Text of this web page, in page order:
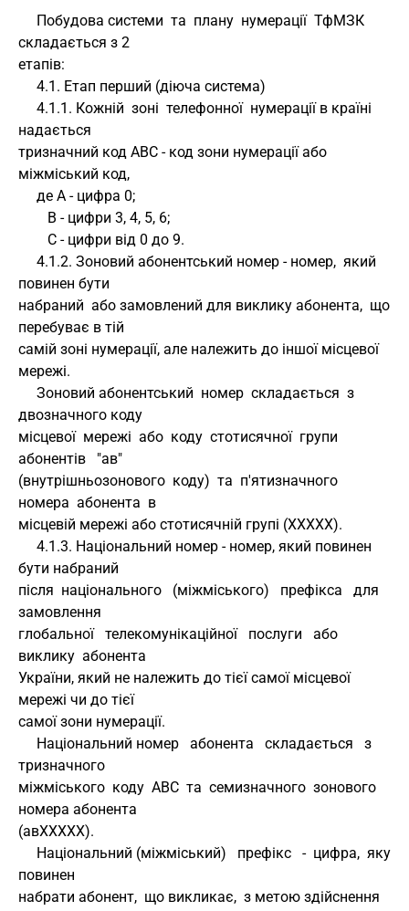
складається з 2
етапів:
     4.1. Етап перший (діюча система)
надається
тризначний код АВС - код зони нумерації або
міжміський код,
     де А - цифра 0;
        В - цифри 3, 4, 5, 6;
        С - цифри від 0 до 9.
повинен бути
набраний  або замовлений для виклику абонента,  що
перебуває в тій
самій зоні нумерації, але належить до іншої місцевої
мережі.
двозначного коду
місцевої  мережі  або  коду  стотисячної  групи
абонентів   "ав"
(внутрішньозонового  коду)  та  п'ятизначного
номера  абонента  в
місцевій мережі або стотисячній групі (XXXXX).
бути набраний
після  національного   (міжміського)   префікса   для
замовлення
глобальної   телекомунікаційної   послуги   або
виклику  абонента
України, який не належить до тієї самої місцевої
мережі чи до тієї
самої зони нумерації.
тризначного
міжміського  коду  АВС  та  семизначного  зонового
номера абонента
(авXXXXX).
повинен
набрати абонент,  що викликає,  з метою здійснення